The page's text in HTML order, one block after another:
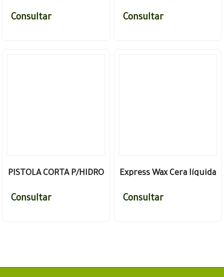
XTREME LIMPIEZA Y
Consultar
Intercambiables X10
Consultar
PISTOLA CORTA P/HIDRO
LAFFITTE
Consultar
Express Wax Cera líquida
Consultar